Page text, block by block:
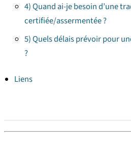
4) Quand ai-je besoin d’une
certifiée/assermentée ?
5) Quels délais prévoir pour
?
Liens